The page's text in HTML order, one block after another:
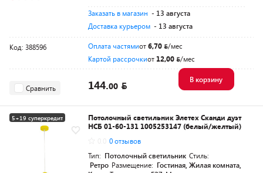
Заказать в магазин - 13 августа
Доставка курьером - 13 августа
Код: 388596 Оплата частямиот6,70
/мес
Картой рассрочкиот 12,00 /мес
Сравнить 144.00
В корзину
5+19 суперкредит
Потолочный светильник Элетех Сканди дуэт
НСБ 01-60-131 1005253147 (белый/желтый)
0 отзывов
Тип: Потолочный светильник Стиль:
Ретро Размещение: Гостиная, Жилая комната,